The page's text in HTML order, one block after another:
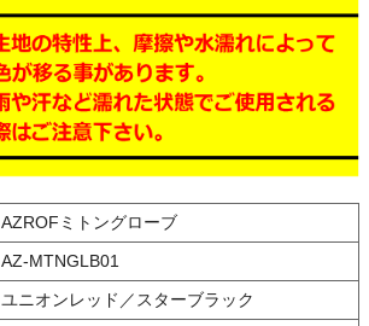
AZROFミトングローブ
AZ-MTNGLB01
ユニオンレッド／スターブラック